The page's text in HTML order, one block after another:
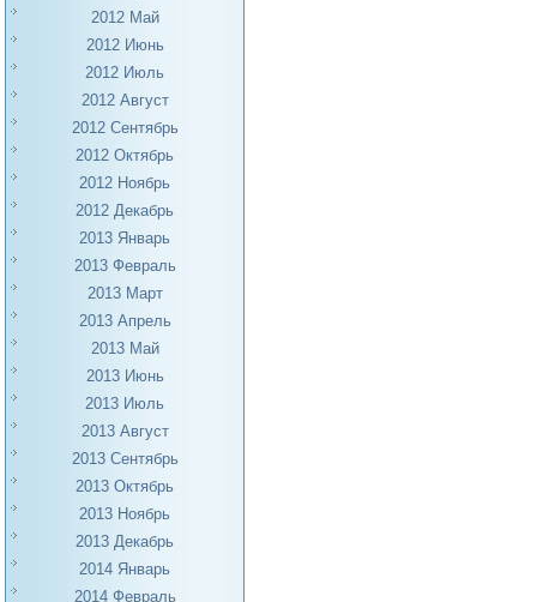
2012 Май
2012 Июнь
2012 Июль
2012 Август
2012 Сентябрь
2012 Октябрь
2012 Ноябрь
2012 Декабрь
2013 Январь
2013 Февраль
2013 Март
2013 Апрель
2013 Май
2013 Июнь
2013 Июль
2013 Август
2013 Сентябрь
2013 Октябрь
2013 Ноябрь
2013 Декабрь
2014 Январь
2014 Февраль